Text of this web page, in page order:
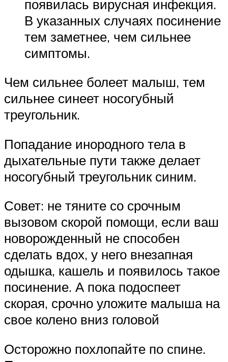
появилась вирусная инфекция.
В указанных случаях посинение
тем заметнее, чем сильнее
симптомы.
Чем сильнее болеет малыш, тем
сильнее синеет носогубный
треугольник.
Попадание инородного тела в
дыхательные пути также делает
носогубный треугольник синим.
Совет: не тяните со срочным
вызовом скорой помощи, если ваш
новорожденный не способен
сделать вдох, у него внезапная
одышка, кашель и появилось такое
посинение. А пока подоспеет
скорая, срочно уложите малыша на
свое колено вниз головой
Осторожно похлопайте по спине.